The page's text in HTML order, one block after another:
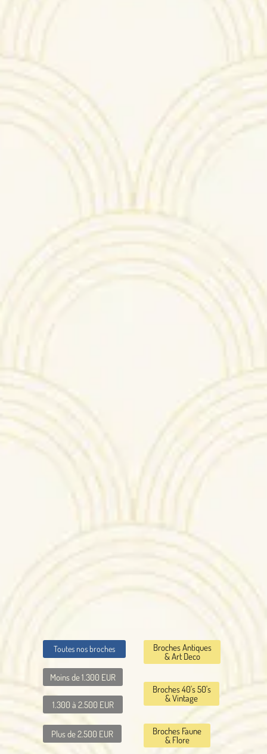
Broches 40's 50's
& Vintage
Broches Faune
& Flore
Broches Antiques
& Art Deco
Toutes nos broches
Moins de 1.300 EUR
1.300 à 2.500 EUR
Plus de 2.500 EUR